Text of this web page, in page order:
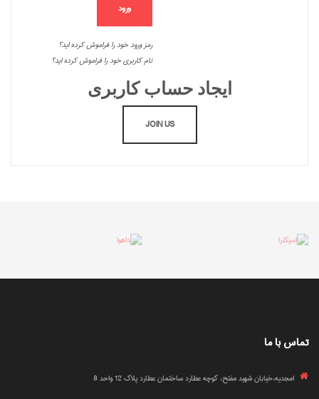
ورود
رمز ورود خود را فراموش کرده اید؟
نام کاربری خود را فراموش کرده اید؟
ایجاد حساب کاربری
JOIN US
تماس با ما
امجدیه،خیابان شهید مفتح، کوچه عطارد ساختمان عطارد پلاک 12 واحد 8